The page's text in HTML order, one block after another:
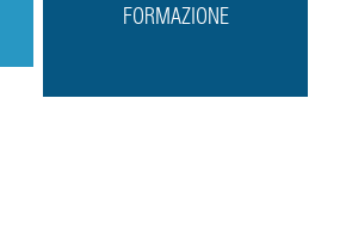
FORMAZIONE